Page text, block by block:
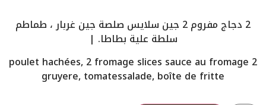
2 دجاج مفروم 2 جين سلايس صلصة جين غربار ، طماطم
سلطة علية بطاطا. |
2 poulet hachées, 2 fromage slices sauce au fromage
gruyere, tomatessalade, boîte de fritte